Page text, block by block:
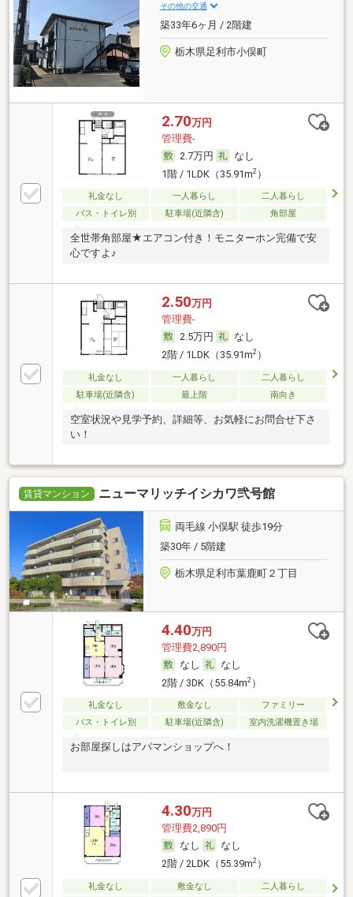
その他の交通
築33年6ヶ月 / 2階建
栃木県足利市小俣町
2.70万円
管理費-
2.7万円
なし
1階 / 1LDK（35.91m2）
礼金なし 一人暮らし
二人暮らし
バス・トイレ別
駐車場(近隣含) 角部屋
全世帯角部屋★エアコン付き！モニターホン完備で安
心ですよ♪
2.50万円
管理費-
2.5万円
なし
2階 / 1LDK（35.91m2）
礼金なし 一人暮らし
二人暮らし
駐車場(近隣含)
最上階 南向き
空室状況や見学予約、詳細等、お気軽にお問合せ下さ
い！
賃貸マンション ニューマリッチイシカワ弐号館
両毛線 小俣駅 徒歩19分
築30年 / 5階建
栃木県足利市葉鹿町２丁目
4.40万円
管理費2,890円
なし
なし
2階 / 3DK（55.84m2）
礼金なし 敷金なし
ファミリー
バス・トイレ別
駐車場(近隣含) 室内洗濯機置き場
お部屋探しはアパマンショップへ！
4.30万円
管理費2,890円
なし
なし
2階 / 2LDK（55.39m2）
礼金なし 敷金なし 二人暮らし